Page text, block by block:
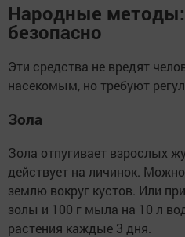
Народные методы:
безопасно
Эти средства не вредят
насекомым, но требуют
Зола
Зола отпугивает взрослых
действует на личинок.
землю вокруг кустов. Или
золы и 100 г мыла на 10 л
растения каждые 3 дня.